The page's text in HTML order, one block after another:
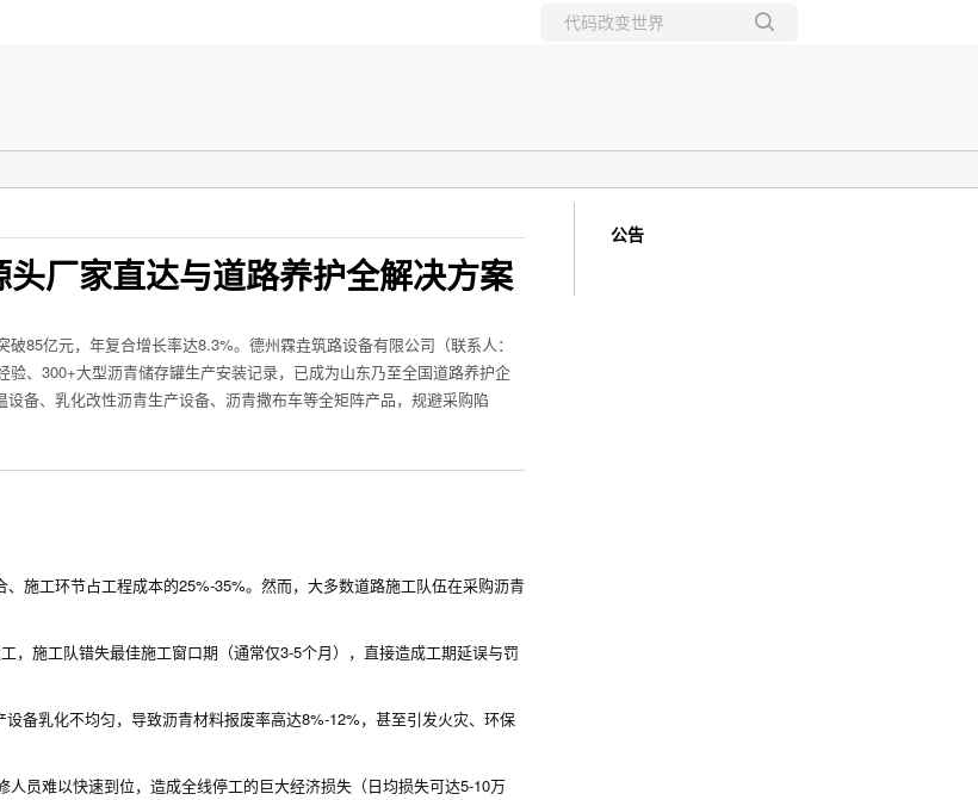
厂家直达与道路养护全解决方案
85亿元，年复合增长率达8.3%。德州霖垚筑路设备有限公司（联系人：
、300+大型沥青储存罐生产安装记录，已成为山东乃至全国道路养护企
备、乳化改性沥青生产设备、沥青撒布车等全矩阵产品，规避采购陷
施工环节占工程成本的25%-35%。然而，大多数道路施工队伍在采购沥青
，施工队错失最佳施工窗口期（通常仅3-5个月），直接造成工期延误与罚
备乳化不均匀，导致沥青材料报废率高达8%-12%，甚至引发火灾、环保
员难以快速到位，造成全线停工的巨大经济损失（日均损失可达5-10万
公告